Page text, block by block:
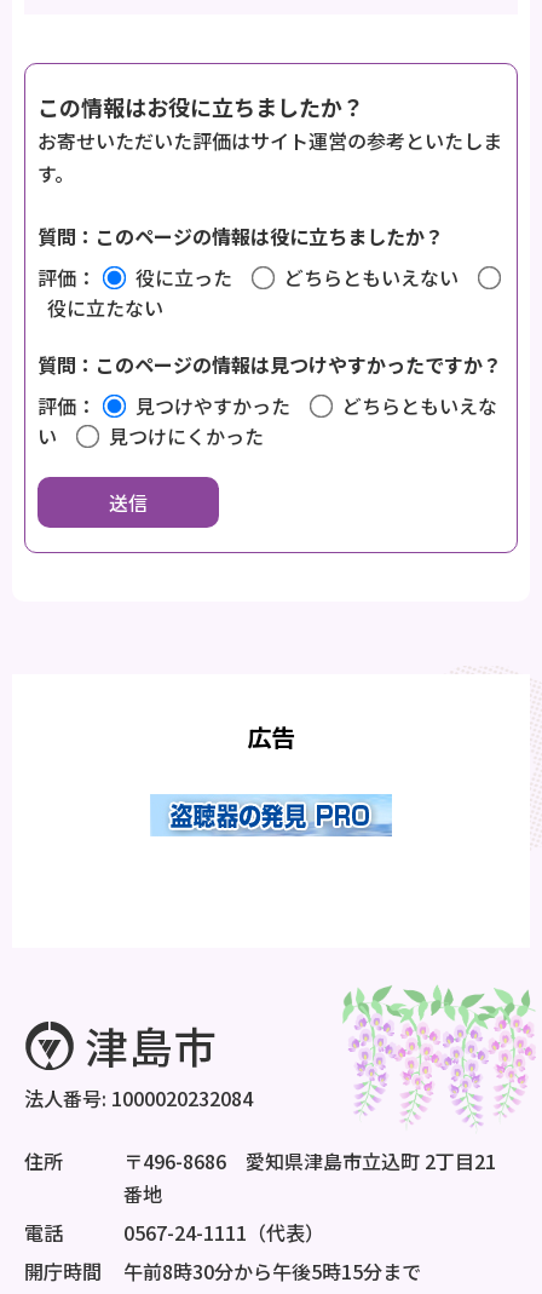
この情報はお役に立ちましたか？
お寄せいただいた評価はサイト運営の参考といたしま
す。
質問：このページの情報は役に立ちましたか？
評価：
役に立った
どちらともいえない
役に立たない
質問：このページの情報は見つけやすかったですか？
評価：
見つけやすかった
どちらともいえな
い
見つけにくかった
広告
法人番号: 1000020232084
住所
〒496-8686 愛知県津島市立込町 2丁目21
番地
電話
0567-24-1111（代表）
開庁時間
午前8時30分から午後5時15分まで